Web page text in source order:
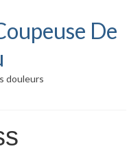
De
douleurs